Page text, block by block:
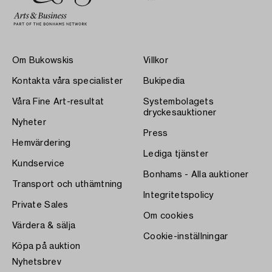
Om Bukowskis
Kontakta våra specialister
Våra Fine Art-resultat
Nyheter
Hemvärdering
Kundservice
Transport och uthämtning
Private Sales
Värdera & sälja
Köpa på auktion
Villkor
Bukipedia
Systembolagets
dryckesauktioner
Press
Lediga tjänster
Bonhams - Alla auktioner
Integritetspolicy
Om cookies
Cookie-inställningar
Nyhetsbrev